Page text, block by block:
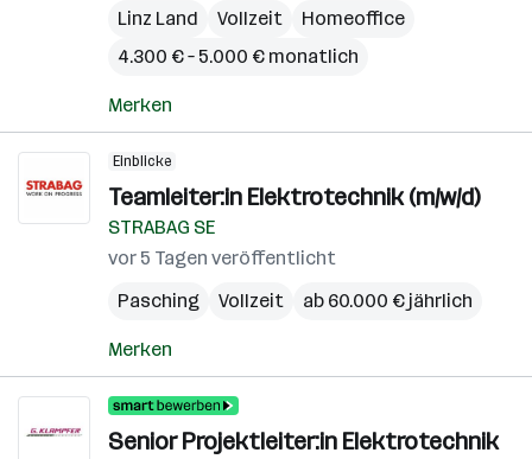
Linz Land
Vollzeit
Homeoffice
4.300 € – 5.000 € monatlich
Merken
Einblicke
Teamleiter:in Elektrotechnik (m/w/d)
STRABAG SE
vor 5 Tagen veröffentlicht
Pasching
Vollzeit ab 60.000 € jährlich
Merken
Senior Projektleiter:in Elektrotechnik